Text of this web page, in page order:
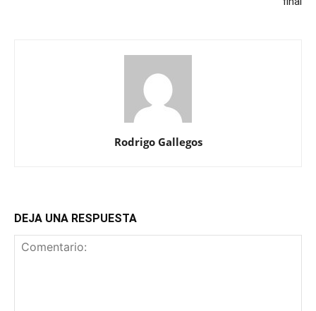
Rodrigo Gallegos
DEJA UNA RESPUESTA